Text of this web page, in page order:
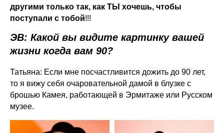
другими только так, как ТЫ хочешь, чтобы
поступали с тобой!!!
ЭВ: Какой вы видите картинку вашей
жизни когда вам 90?
Татьяна: Если мне посчастливится дожить до 90 лет,
то я вижу себя очаровательной дамой в блузке с
брошью Камея, работающей в Эрмитаже или Русском
музее.